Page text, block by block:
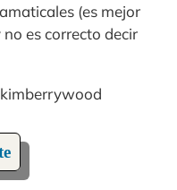
(es mejor
es correcto decir